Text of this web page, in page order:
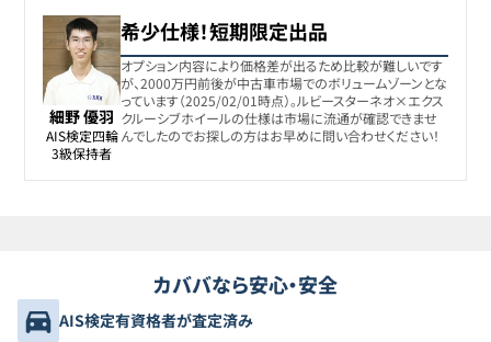
細野 優羽
AIS検定四輪
3級保持者
希少仕様！短期限定出品
オプション内容により価格差が出るため比較が難しいです
が、2000万円前後が中古車市場でのボリュームゾーンとな
っています（2025/02/01時点）。ルビースターネオ×エクス
クルーシブホイールの仕様は市場に流通が確認できませ
んでしたのでお探しの方はお早めに問い合わせください！
カババなら安心・安全
AIS検定有資格者が査定済み